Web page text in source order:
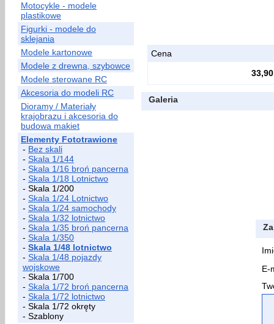
Motocykle - modele
plastikowe
Figurki - modele do
sklejania
Modele kartonowe
Modele z drewna, szybowce
Modele sterowane RC
Akcesoria do modeli RC
Dioramy / Materiały
krajobrazu i akcesoria do
budowa makiet
Elementy Fototrawione
- Bez skali
- Skala 1/144
- Skala 1/16 broń pancerna
- Skala 1/18 Lotnictwo
- Skala 1/200
- Skala 1/24 Lotnictwo
- Skala 1/24 samochody
- Skala 1/32 lotnictwo
- Skala 1/35 broń pancerna
- Skala 1/350
- Skala 1/48 lotnictwo
- Skala 1/48 pojazdy
wojskowe
- Skala 1/700
- Skala 1/72 broń pancerna
- Skala 1/72 lotnictwo
- Skala 1/72 okręty
- Szablony
Cena
33,90
Galeria
E-